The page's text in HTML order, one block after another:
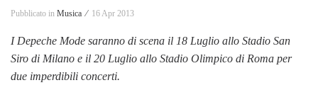
Pubblicato in Musica ⁄ 16 Apr 2013
I Depeche Mode saranno di scena il 18 Luglio allo Stadio San
Siro di Milano e il 20 Luglio allo Stadio Olimpico di Roma per
due imperdibili concerti.